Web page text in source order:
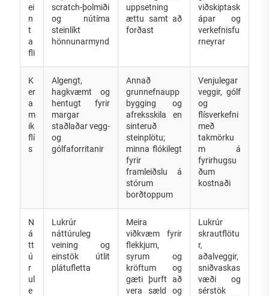
ei
n
t
a
fli
scratch-þolmiði
og nútíma
steinlíkt
hönnunarmynd
uppsetning
ættu samt að
forðast
viðskiptask
ápar og
verkefnisfu
rneyrar
K
er
a
m
ik
flí
s
Algengt,
hagkvæmt og
hentugt fyrir
margar
staðlaðar vegg-
og
gólfaforritanir
Annað
grunnefnaupp
bygging og
afreksskila en
sinteruð
steinplötu;
minna flókilegt
fyrir
framleiðslu á
stórum
borðtoppum
Venjulegar
veggir, gólf
og
flísverkefni
með
takmörku
m á
fyrirhugsu
ðum
kostnaði
N
á
tt
ú
r
ul
e
Lukrúr
náttúruleg
veining og
einstök útlit
plátufletta
Meira
viðkvæm fyrir
flekkjum,
syrum og
kröftum og
gæti þurft að
vera sæld og
Lukrúr
skrautflötu
r,
aðalveggir,
sniðvaskas
væði og
sérstök